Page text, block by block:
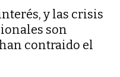
y las crisis
son
contraido el